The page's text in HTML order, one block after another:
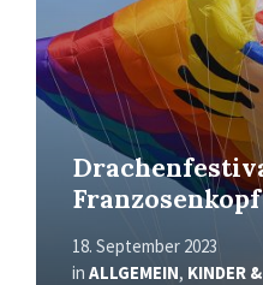
Franzosenkopf
18. September 2023
in ALLGEMEIN, KINDER